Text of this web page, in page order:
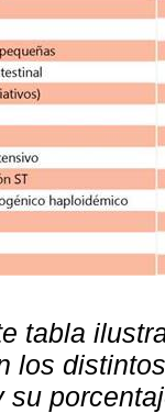
tabla
los
su